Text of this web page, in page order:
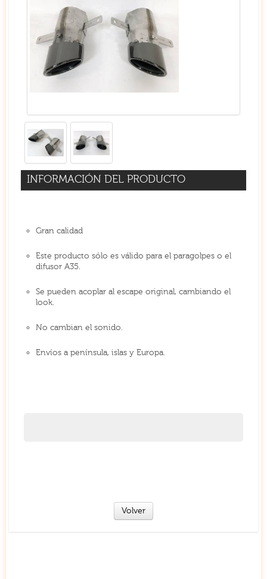
INFORMACIÓN DEL PRODUCTO
Gran calidad
Este producto sólo es válido para el paragolpes o el
difusor A35.
Se pueden acoplar al escape original, cambiando el
look.
No cambian el sonido.
Envíos a península, islas y Europa.
Volver